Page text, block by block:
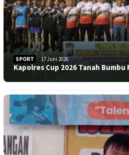
SPORT 17 Juni 2026
Kapolres Cup 2026 Tanah